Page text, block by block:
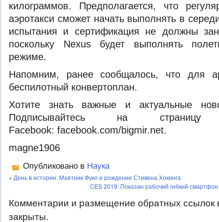
килограммов. Предполагается, что
аэротакси сможет начать выполнять в
испытания и сертификация не должны
поскольку Nexus будет выполнять
режиме.
Напомним, ранее сообщалось, что для
беспилотный конвертоплан.
Хотите знать важные и актуальные
Подписывайтесь на
Facebook: facebook.com/bigmir.net.
magne1906
Опубликовано в Наука
« День в истории: Маятник Фуко и рождение Стивена Хокинга
CES 2019: Показан рабочий гибкий
Комментарии и размещение обратных ссылок
закрыты.